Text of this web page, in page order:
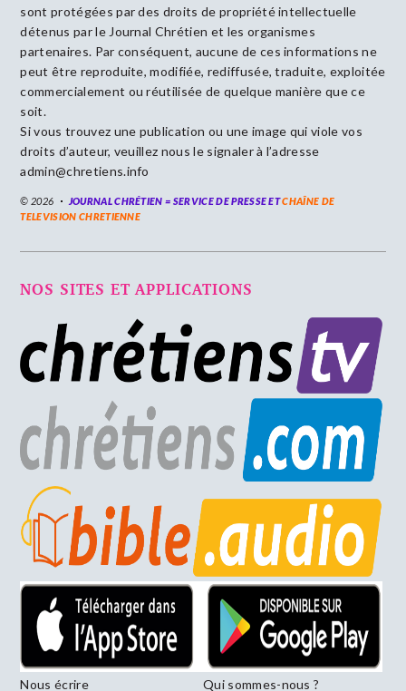
sont protégées par des droits de propriété intellectuelle
détenus par le Journal Chrétien et les organismes
partenaires. Par conséquent, aucune de ces informations ne
peut être reproduite, modifiée, rediffusée, traduite, exploitée
commercialement ou réutilisée de quelque manière que ce
soit.
Si vous trouvez une publication ou une image qui viole vos
droits d’auteur, veuillez nous le signaler à l’adresse
admin@chretiens.info
© 2026 JOURNAL CHRÉTIEN = SERVICE DE PRESSE ETCHAÎNE DE
TELEVISION CHRETIENNE
NOS SITES ET APPLICATIONS
Nous écrire Qui sommes-nous ?